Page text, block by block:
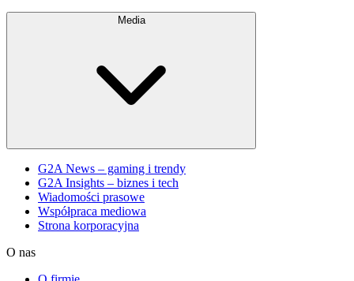
Media
G2A News – gaming i trendy
G2A Insights – biznes i tech
Wiadomości prasowe
Współpraca mediowa
Strona korporacyjna
O nas